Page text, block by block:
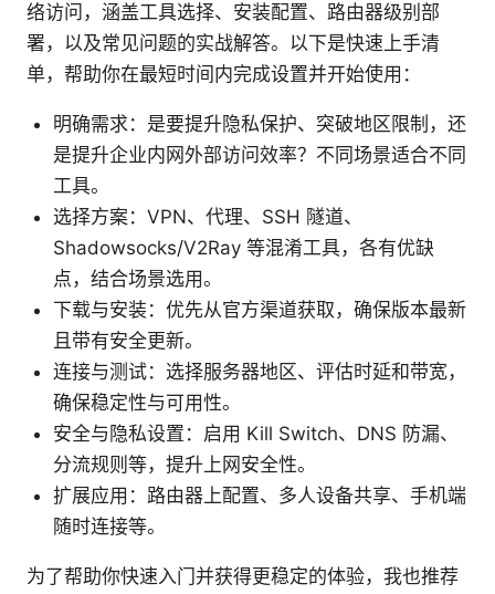
络访问，涵盖工具选择、安装配置、路由器级别部
署，以及常见问题的实战解答。以下是快速上手清
单，帮助你在最短时间内完成设置并开始使用：
明确需求：是要提升隐私保护、突破地区限制，还
是提升企业内网外部访问效率？不同场景适合不同
工具。
选择方案：VPN、代理、SSH 隧道、
Shadowsocks/V2Ray 等混淆工具，各有优缺
点，结合场景选用。
下载与安装：优先从官方渠道获取，确保版本最新
且带有安全更新。
连接与测试：选择服务器地区、评估时延和带宽，
确保稳定性与可用性。
安全与隐私设置：启用 Kill Switch、DNS 防漏、
分流规则等，提升上网安全性。
扩展应用：路由器上配置、多人设备共享、手机端
随时连接等。
为了帮助你快速入门并获得更稳定的体验，我也推荐